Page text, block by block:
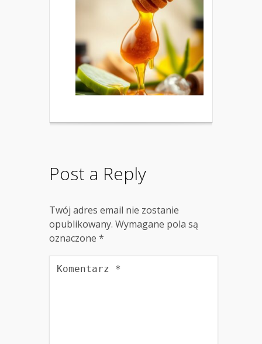
Post a Reply
Twój adres email nie zostanie
opublikowany. Wymagane pola są
oznaczone *